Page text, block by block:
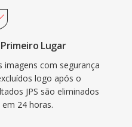
Lugar
imagens com segurança
logo após o
JPS são eliminados
24 horas.